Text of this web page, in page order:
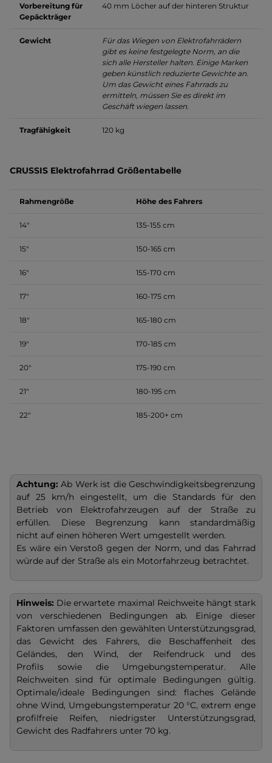
Vorbereitung für
Gepäckträger
40 mm Löcher auf der hinteren Struktur
Gewicht
Für das Wiegen von Elektrofahrrädern
gibt es keine festgelegte Norm, an die
sich alle Hersteller halten. Einige Marken
geben künstlich reduzierte Gewichte an.
Um das Gewicht eines Fahrrads zu
ermitteln, müssen Sie es direkt im
Geschäft wiegen lassen.
Tragfähigkeit 120 kg
CRUSSIS Elektrofahrrad Größentabelle
Rahmengröße Höhe des Fahrers
14″ 135-155 cm
15″ 150-165 cm
16″ 155-170 cm
17″ 160-175 cm
18″ 165-180 cm
19″ 170-185 cm
20″ 175-190 cm
21″ 180-195 cm
22″ 185-200+ cm
Achtung: Ab Werk ist die Geschwindigkeitsbegrenzung
auf 25 km/h eingestellt, um die Standards für den
Betrieb von Elektrofahrzeugen auf der Straße zu
erfüllen. Diese Begrenzung kann standardmäßig
nicht auf einen höheren Wert umgestellt werden.
Es wäre ein Verstoß gegen der Norm, und das Fahrrad
würde auf der Straße als ein Motorfahrzeug betrachtet.
Hinweis: Die erwartete maximal Reichweite hängt stark
von verschiedenen Bedingungen ab. Einige dieser
Faktoren umfassen den gewählten Unterstützungsgrad,
das Gewicht des Fahrers, die Beschaffenheit des
Geländes, den Wind, der Reifendruck und des
Profils sowie die Umgebungstemperatur. Alle
Reichweiten sind für optimale Bedingungen gültig.
Optimale/ideale Bedingungen sind: flaches Gelände
ohne Wind, Umgebungstemperatur 20 °C, extrem enge
profilfreie Reifen, niedrigster Unterstützungsgrad,
Gewicht des Radfahrers unter 70 kg.